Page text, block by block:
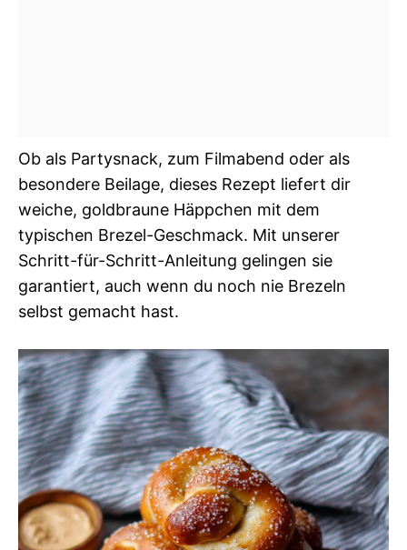
Ob als Partysnack, zum Filmabend oder als
besondere Beilage, dieses Rezept liefert dir
weiche, goldbraune Häppchen mit dem
typischen Brezel-Geschmack. Mit unserer
Schritt-für-Schritt-Anleitung gelingen sie
garantiert, auch wenn du noch nie Brezeln
selbst gemacht hast.